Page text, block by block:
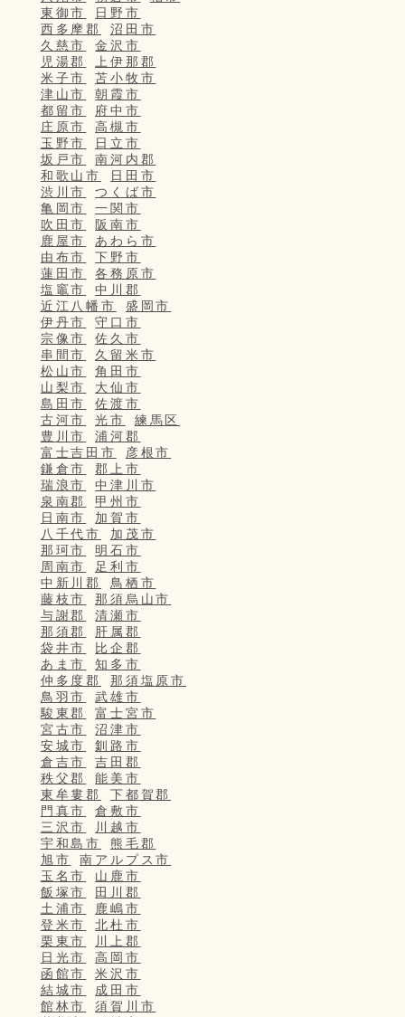
東御市
日野市
西多摩郡
沼田市
久慈市
金沢市
児湯郡
上伊那郡
米子市
苫小牧市
津山市
朝霞市
都留市
府中市
庄原市
高槻市
玉野市
日立市
坂戸市
南河内郡
和歌山市
日田市
渋川市
つくば市
亀岡市
一関市
吹田市
阪南市
鹿屋市
あわら市
由布市
下野市
蓮田市
各務原市
塩竈市
中川郡
近江八幡市
盛岡市
伊丹市
守口市
宗像市
佐久市
串間市
久留米市
松山市
角田市
山梨市
大仙市
島田市
佐渡市
古河市
光市
練馬区
豊川市
浦河郡
富士吉田市
彦根市
鎌倉市
郡上市
瑞浪市
中津川市
泉南郡
甲州市
日南市
加賀市
八千代市
加茂市
那珂市
明石市
周南市
足利市
中新川郡
鳥栖市
藤枝市
那須烏山市
与謝郡
清瀬市
那須郡
肝属郡
袋井市
比企郡
あま市
知多市
仲多度郡
那須塩原市
鳥羽市
武雄市
駿東郡
富士宮市
宮古市
沼津市
安城市
釧路市
倉吉市
吉田郡
秩父郡
能美市
東牟婁郡
下都賀郡
門真市
倉敷市
三沢市
川越市
宇和島市
熊毛郡
旭市
南アルプス市
玉名市
山鹿市
飯塚市
田川郡
土浦市
鹿嶋市
登米市
北杜市
栗東市
川上郡
日光市
高岡市
函館市
米沢市
結城市
成田市
館林市
須賀川市